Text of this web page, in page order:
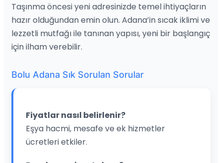
Taşınma öncesi yeni adresinizde temel ihtiyaçların
hazır olduğundan emin olun. Adana’in sıcak iklimi ve
lezzetli mutfağı ile tanınan yapısı, yeni bir başlangıç
için ilham verebilir.
Bolu Adana Sık Sorulan Sorular
Fiyatlar nasıl belirlenir?
Eşya hacmi, mesafe ve ek hizmetler
ücretleri etkiler.